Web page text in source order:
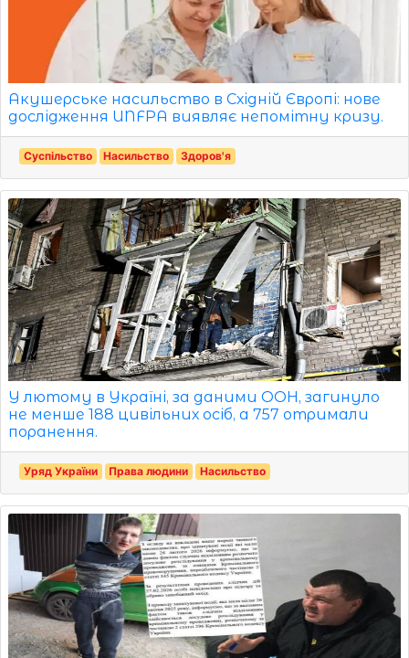
Акушерське насильство в Східній Європі: нове
дослідження UNFPA виявляє непомітну кризу.
Суспільство Насильство Здоров'я
У лютому в Україні, за даними ООН, загинуло
не менше 188 цивільних осіб, а 757 отримали
поранення.
Уряд України Права людини Насильство